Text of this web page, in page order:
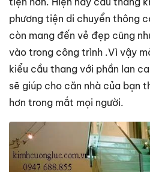
phương tiện di chuyển thông
còn mang đến vẻ đẹp cũng
vào trong công trình .Vì vậy
kiểu cầu thang với phần lan
sẽ giúp cho căn nhà của bạn
hơn trong mắt mọi người.